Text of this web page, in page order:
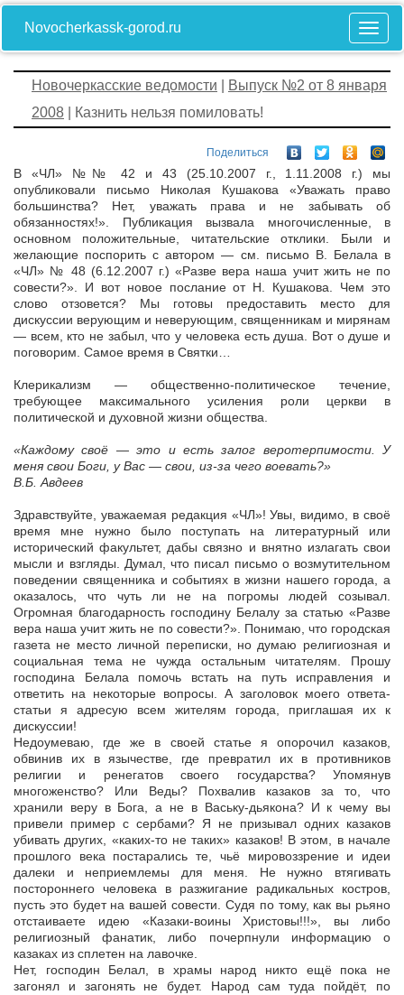
Novocherkassk-gorod.ru
Новочеркасские ведомости
Выпуск №2 от 8 января
2008 | Казнить нельзя помиловать!
Поделиться
В «ЧЛ» №№ 42 и 43 (25.10.2007 г., 1.11.2008 г.) мы
опубликовали письмо Николая Кушакова «Уважать право
большинства? Нет, уважать права и не забывать об
обязанностях!». Публикация вызвала многочисленные, в
основном положительные, читательские отклики. Были и
желающие поспорить с автором — см. письмо В. Белала в
«ЧЛ» № 48 (6.12.2007 г.) «Разве вера наша учит жить не по
совести?». И вот новое послание от Н. Кушакова. Чем это
слово отзовется? Мы готовы предоставить место для
дискуссии верующим и неверующим, священникам и мирянам
— всем, кто не забыл, что у человека есть душа. Вот о душе и
поговорим. Самое время в Святки…
Клерикализм — общественно-политическое течение,
требующее максимального усиления роли церкви в
политической и духовной жизни общества.
«Каждому своё — это и есть залог веротерпимости. У
меня свои Боги, у Вас — свои, из-за чего воевать?»
В.Б. Авдеев
Здравствуйте, уважаемая редакция «ЧЛ»! Увы, видимо, в своё
время мне нужно было поступать на литературный или
исторический факультет, дабы связно и внятно излагать свои
мысли и взгляды. Думал, что писал письмо о возмутительном
поведении священника и событиях в жизни нашего города, а
оказалось, что чуть ли не на погромы людей созывал.
Огромная благодарность господину Белалу за статью «Разве
вера наша учит жить не по совести?». Понимаю, что городская
газета не место личной переписки, но думаю религиозная и
социальная тема не чужда остальным читателям. Прошу
господина Белала помочь встать на путь исправления и
ответить на некоторые вопросы. А заголовок моего ответа-
статьи я адресую всем жителям города, приглашая их к
дискуссии!
Недоумеваю, где же в своей статье я опорочил казаков,
обвинив их в язычестве, где превратил их в противников
религии и ренегатов своего государства? Упомянув
многоженство? Или Веды? Похвалив казаков за то, что
хранили веру в Бога, а не в Ваську-дьякона? И к чему вы
привели пример с сербами? Я не призывал одних казаков
убивать других, «каких-то не таких» казаков! В этом, в начале
прошлого века постарались те, чьё мировоззрение и идеи
далеки и неприемлемы для меня. Не нужно втягивать
постороннего человека в разжигание радикальных костров,
пусть это будет на вашей совести. Судя по тому, как вы рьяно
отстаиваете идею «Казаки-воины Христовы!!!», вы либо
религиозный фанатик, либо почерпнули информацию о
казаках из сплетен на лавочке.
Нет, господин Белал, в храмы народ никто ещё пока не
загонял и загонять не будет. Народ сам туда пойдёт, по